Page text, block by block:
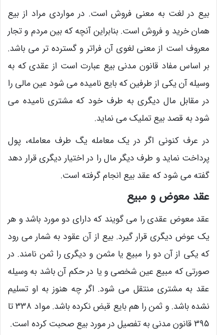
بیع در لغت به معنی فروش است. در مواردی مراد از بیع
همان خرید و فروش است. بنابراین آنچه که بین مردم و تجار
معروف است از معنی لغوی آن فراتر و گسترده تر می باشد.
بر اساس مفاد قانون مدنی بیع عبارت است از عقدی که به
وسیله آن یکی از طرفین که بایع نامیده می شود عین مالی را
در مقابل مال دیگری به طرف خود که مشتری نامیده می
شود به قصد بیع تملیک می نماید.
در عرف کنونی اگر در یک معامله یگ طرف معامله، پول
پرداخت نماید و طرف دیگر مال را در اختیار دیگری قرار دهد
گفته می شود که عقد بیع انجام گرفته است.
عقد معوض و مبیع
عقد معوض عقدی را می گویند که دارای دو مورد باشد و هر
یک عوض دیگری قرار گیرد. بیع از آن عقود به شمار می رود
که یکی از آن دو را مبیع یا مثمن و دیگری را ثمن نامند. در
صورتی که مبیع عین شخصی و یا در حکم آن باشد به وسیله
عقد به مشتری منتقل می شود. اگر چه هنوز به او تسلیم
نشده باشد. و ثمن را هم بایع قبض نکرده باشد. مواد 338 تا
395 قانون مدنی به تفصیل در مورد بیع صحبت کرده است.